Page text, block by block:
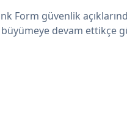
Form güvenlik
devam ettikçe